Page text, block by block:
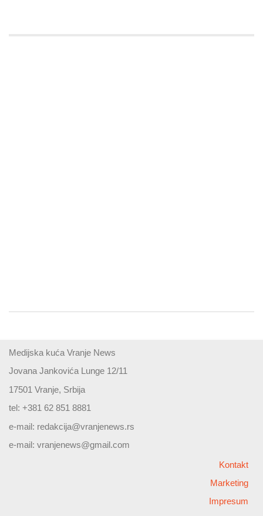
Medijska kuća Vranje News
Jovana Jankovića Lunge 12/11
17501 Vranje, Srbija
tel: +381 62 851 8881
e-mail: redakcija@vranjenews.rs
e-mail: vranjenews@gmail.com
Kontakt
Marketing
Impresum